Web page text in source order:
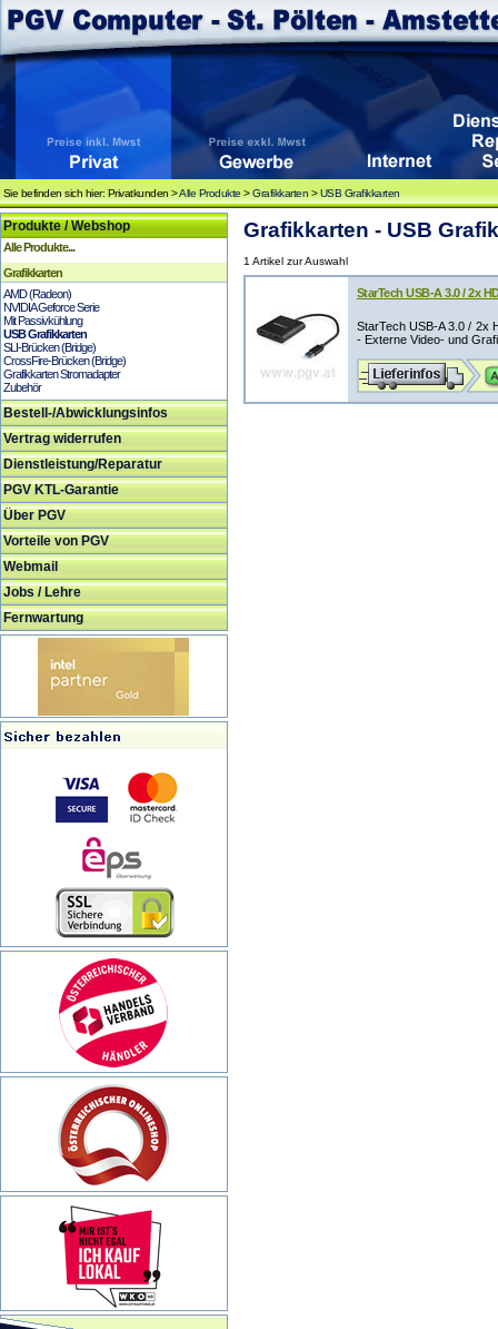
Sie befinden sich hier: Privatkunden >Alle Produkte >Grafikkarten >USB Grafikkarten
Produkte / Webshop
Alle Produkte...
Grafikkarten
AMD (Radeon)
NVIDIA Geforce Serie
Mit Passivkühlung
USB Grafikkarten
SLI-Brücken (Bridge)
CrossFire-Brücken (Bridge)
Grafikkarten Stromadapter
Zubehör
Bestell-/Abwicklungsinfos
Vertrag widerrufen
Dienstleistung/Reparatur
PGV KTL-Garantie
Über PGV
Vorteile von PGV
Webmail
Jobs / Lehre
Fernwartung
Grafikkarten - USB
1 Artikel zur Auswahl
StarTech USB-A 3.0 / 2x
StarTech USB-A 3.0 / 2x
- Externe Video- und